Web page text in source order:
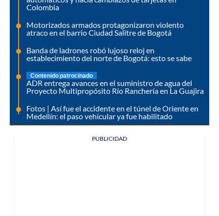
Colombia
Motorizados armados protagonizaron violento
atraco en el barrio Ciudad Salitre de Bogotá
Banda de ladrones robó lujoso reloj en
establecimiento del norte de Bogotá: esto se sabe
Contenido patrocinado
ADR entrega avances en el suministro de agua del
Proyecto Multipropósito Río Ranchería en La Guajira
Fotos | Así fue el accidente en el túnel de Oriente en
Medellín: el paso vehicular ya fue habilitado
PUBLICIDAD